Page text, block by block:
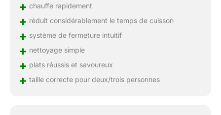
+ chauffe rapidement
+ réduit considérablement le temps de cuisson
+ système de fermeture intuitif
+ nettoyage simple
+ plats réussis et savoureux
+ taille correcte pour deux/trois personnes